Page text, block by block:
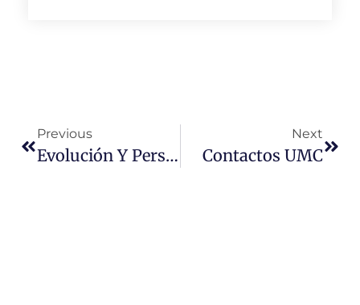
Previous
Evolución Y Perspectiva De La Asociación Estratégica De Chile Y De América Latina Y El Caribe Con La Unión Europea. Sra. Stella Zervoudaki, Embajadora De La Unión Europea En Chile
Next
Contactos UMC